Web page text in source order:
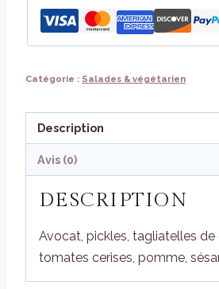
Catégorie : Salades & végétarien
Description
Avis (0)
DESCRIPTION
Avocat, pickles, tagliatelles de
tomates cerises, pomme,